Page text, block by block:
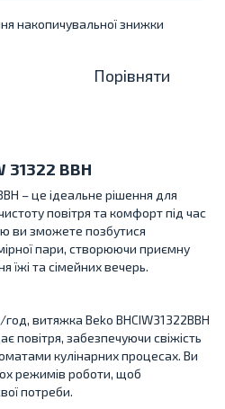
накопичувальної знижки
Порівняти
31322 BBH
– це ідеальне рішення для
повітря та комфорт під час
ви зможете позбутися
пари, створюючи приємну
їжі та сімейних вечерь.
витяжка Beko BHCIW31322BBH
повітря, забезпечуючи свіжість
кулінарних процесах. Ви
режимів роботи, щоб
потреби.